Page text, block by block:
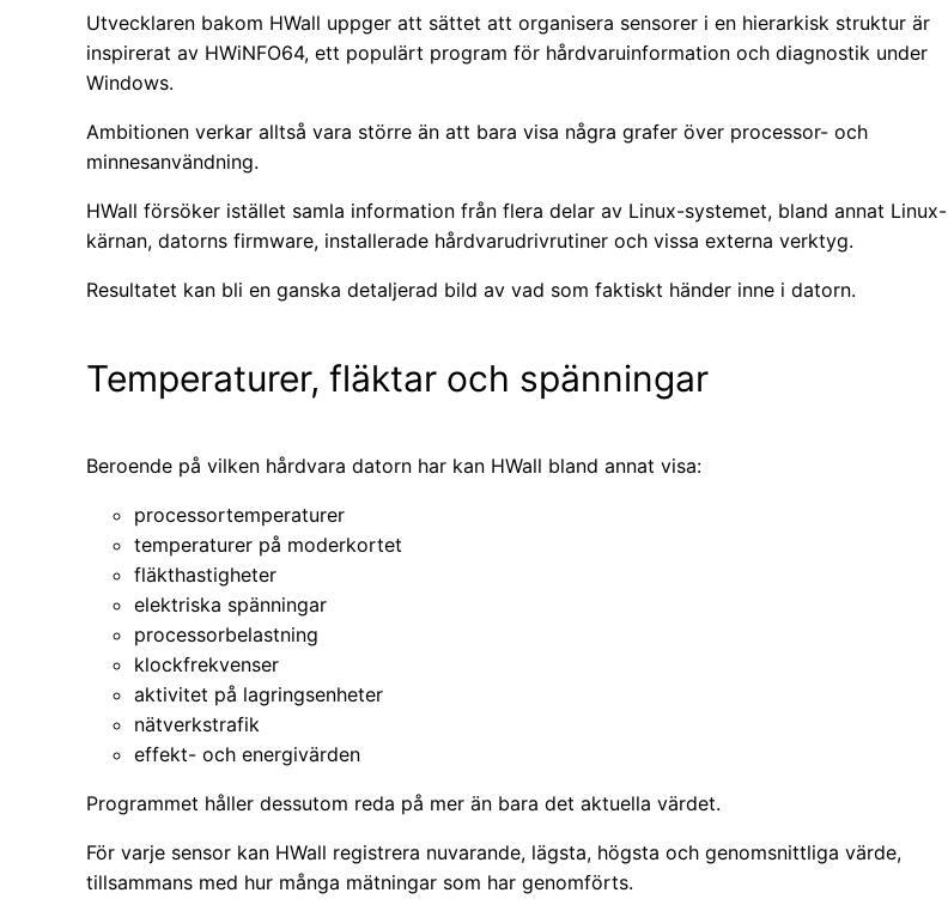
Utvecklaren bakom HWall uppger att sättet att organisera sensorer i en hierarkisk struktur är
inspirerat av HWiNFO64, ett populärt program för hårdvaruinformation och diagnostik under
Windows.
Ambitionen verkar alltså vara större än att bara visa några grafer över processor- och
minnesanvändning.
HWall försöker istället samla information från flera delar av Linux-systemet, bland annat Linux-
kärnan, datorns firmware, installerade hårdvarudrivrutiner och vissa externa verktyg.
Resultatet kan bli en ganska detaljerad bild av vad som faktiskt händer inne i datorn.
Temperaturer, fläktar och spänningar
Beroende på vilken hårdvara datorn har kan HWall bland annat visa:
processortemperaturer
temperaturer på moderkortet
fläkthastigheter
elektriska spänningar
processorbelastning
klockfrekvenser
aktivitet på lagringsenheter
nätverkstrafik
effekt- och energivärden
Programmet håller dessutom reda på mer än bara det aktuella värdet.
För varje sensor kan HWall registrera nuvarande, lägsta, högsta och genomsnittliga värde,
tillsammans med hur många mätningar som har genomförts.